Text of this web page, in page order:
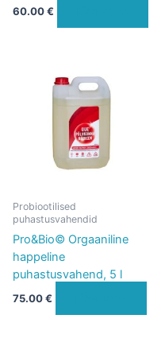
60.00€
Probiootilised
puhastusvahendid
Pro&Bio© Orgaaniline
happeline
puhastusvahend, 5 l
75.00€